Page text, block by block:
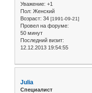
Уважение: +1
Пол: Женский
Возраст: 34 [1991-09-21]
Провел на форуме:
50 минут
Последний визит:
12.12.2013 19:54:55
Julia
Специалист